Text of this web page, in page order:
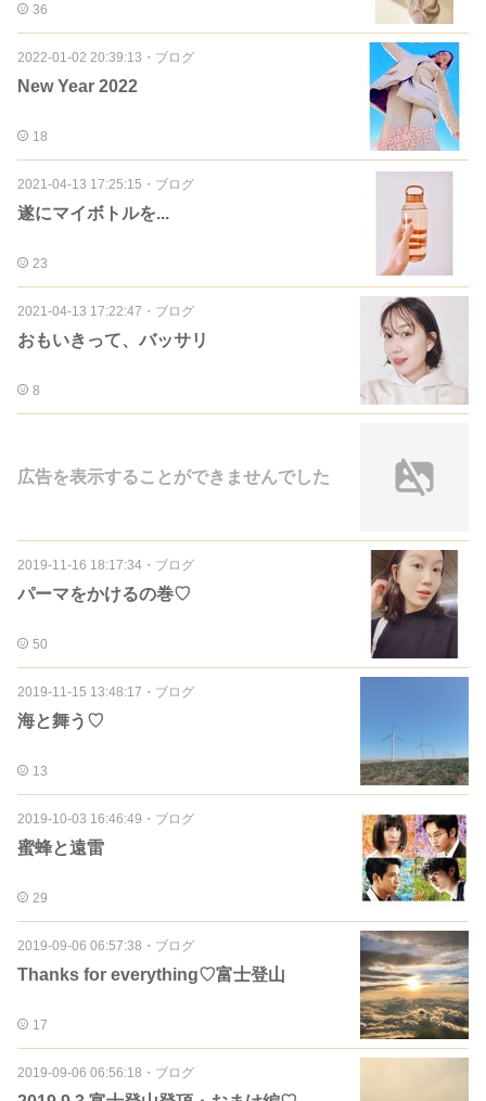
36
2022-01-02 20:39:13 ・ ブログ
New Year 2022
18
2021-04-13 17:25:15 ・ ブログ
遂にマイボトルを...
23
2021-04-13 17:22:47 ・ ブログ
おもいきって、バッサリ
8
広告を表示することができませんでした
2019-11-16 18:17:34 ・ ブログ
パーマをかけるの巻♡
50
2019-11-15 13:48:17 ・ ブログ
海と舞う♡
13
2019-10-03 16:46:49 ・ ブログ
蜜蜂と遠雷
29
2019-09-06 06:57:38 ・ ブログ
Thanks for everything♡富士登山
17
2019-09-06 06:56:18 ・ ブログ